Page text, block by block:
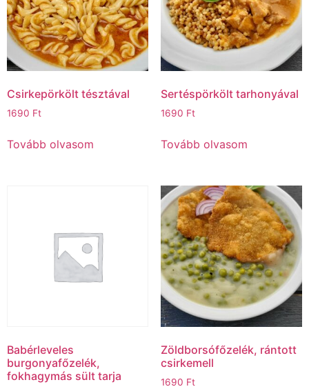
Csirkepörkölt tésztával
1690 Ft
Tovább olvasom
Sertéspörkölt tarhonyával
1690 Ft
Tovább olvasom
Babérleveles
burgonyafőzelék,
fokhagymás sült tarja
Zöldborsófőzelék, rántott
csirkemell
1690 Ft